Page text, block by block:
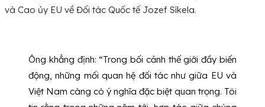
và Cao ủy EU về Đối tác Quốc tế Jozef Síkela.
Ông khẳng định: “Trong bối cảnh thế giới đầy biến
động, những mối quan hệ đối tác như giữa EU và
Việt Nam càng có ý nghĩa đặc biệt quan trọng. Tôi